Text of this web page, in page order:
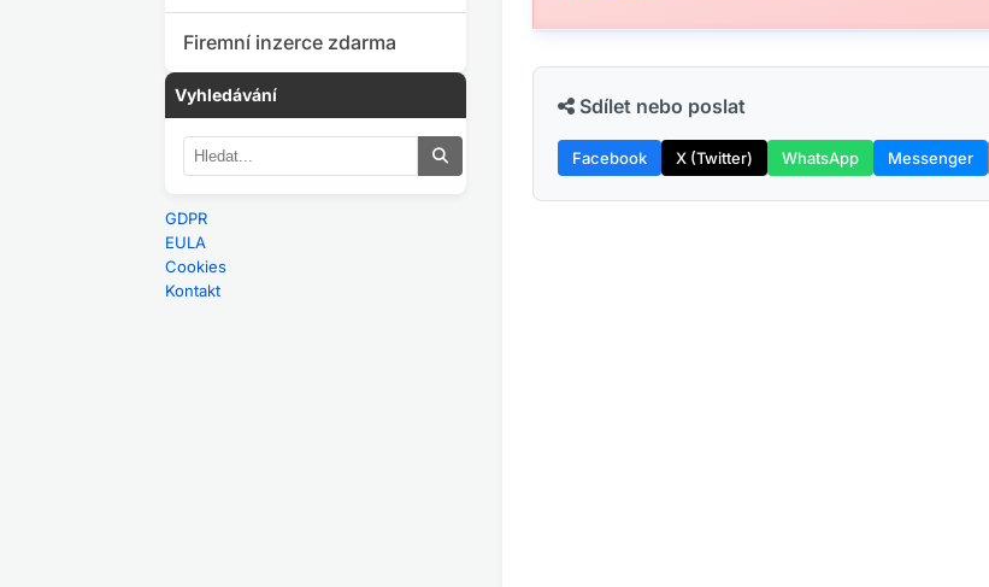
Firemní inzerce zdarma
Vyhledávání
GDPR
EULA
Cookies
Kontakt
Sdílet nebo poslat
Facebook X (Twitter) WhatsApp Messenger